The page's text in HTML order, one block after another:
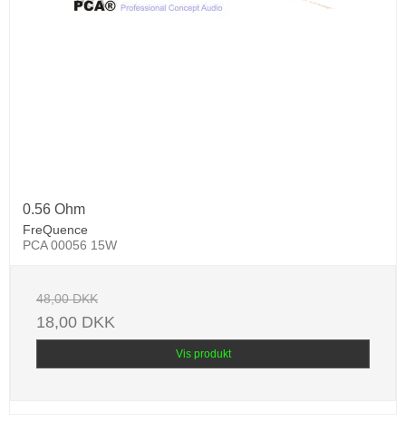
0.56 Ohm
FreQuence
PCA 00056 15W
48,00 DKK
18,00 DKK
Vis produkt